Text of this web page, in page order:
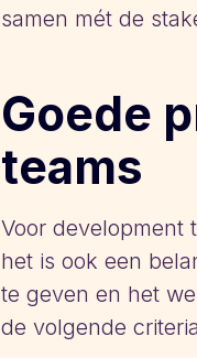
samen mét de
Goede
teams
Voor development
het is ook een
te geven en het
de volgende